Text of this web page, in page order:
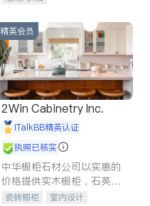
精英会员
2Win Cabinetry Inc.
iTalkBB精英认证
执照已核实
中华橱柜石材公司以实惠的
价格提供实木橱柜，石英石
台面，多种优质不锈钢水
瓷砖橱柜
室内设计